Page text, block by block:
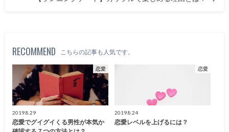
RECOMMEND こちらの記事も人気です。
恋愛
2019.8.29
恋愛でグイグイくる男性が本気か
恋愛
2019.8.24
恋愛レベルを上げるには？